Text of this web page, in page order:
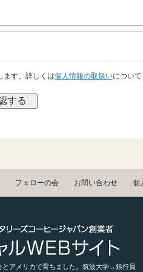
ます。詳しくは個人情報の取扱いについて
フェローの会 お問い合わせ 個
アメリカで育ちました。筑波大学→銀行員